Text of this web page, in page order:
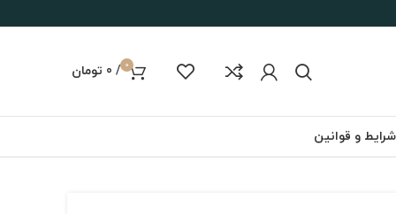
0
/
0 تومان
شرایط و قوانین